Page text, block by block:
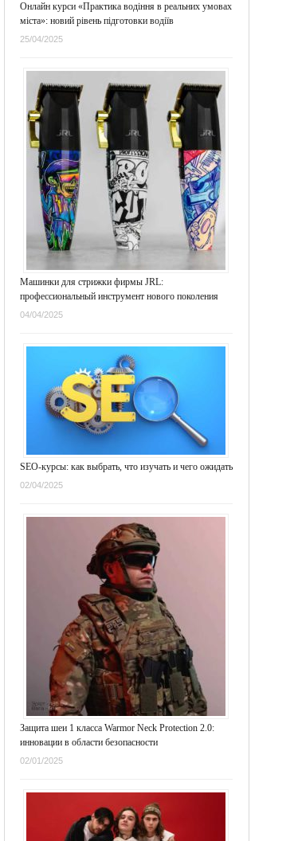
Онлайн курси «Практика водіння в реальних умовах
міста»: новий рівень підготовки водіїв
25/04/2025
Машинки для стрижки фирмы JRL:
профессиональный инструмент нового поколения
04/04/2025
SEO-курсы: как выбрать, что изучать и чего ожидать
02/04/2025
Защита шеи 1 класса Warmor Neck Protection 2.0:
инновации в области безопасности
02/01/2025